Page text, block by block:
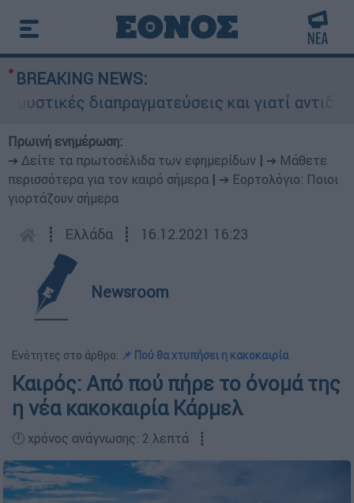
BREAKING NEWS:
διαπραγματεύσεις και γιατί αντιδρούν
Πρωινή ενημέρωση:
➔ Δείτε τα πρωτοσέλιδα των εφημερίδων
➔ Μάθετε
περισσότερα για τον καιρό σήμερα
➔ Εορτολόγιο: Ποιοι
γιορτάζουν σήμερα
┋ Ελλάδα ┋ 16.12.2021 16:23
Newsroom
Ενότητες στο άρθρο: 📌 Πού θα χτυπήσει η κακοκαιρία
Καιρός: Από πού πήρε το όνομά της
η νέα κακοκαιρία Κάρμελ
🕛 χρόνος ανάγνωσης: 2 λεπτά ┋